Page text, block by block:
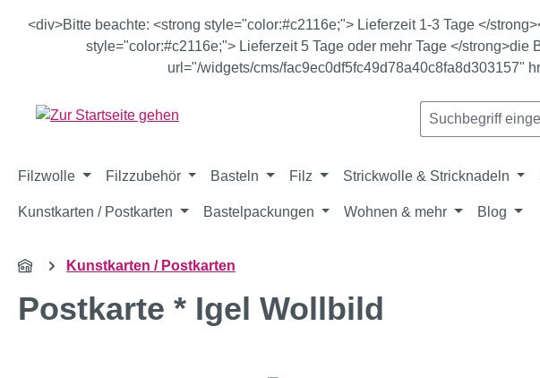
Hauptinhalt springen
Zur Suche springen
Zur Hauptnavigation springen
<div>Bitte beachte: <strong style="color:#c2116e;"> Lieferzeit 1-3 Tage </
style="color:#c2116e;"> Lieferzeit 5 Tage oder mehr Tage </
url="/widgets/cms/fac9ec0df5fc49d78a40c8fa8d303157"
Filzwolle Filzzubehör Basteln Filz Strickwolle & Stricknadeln
Kunstkarten / Postkarten Bastelpackungen Wohnen & mehr Blog
Kunstkarten / Postkarten
Postkarte * Igel Wollbild